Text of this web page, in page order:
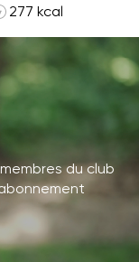
277 kcal
du club